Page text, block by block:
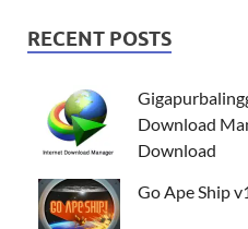
RECENT POSTS
Download
Download
Go Ape Ship